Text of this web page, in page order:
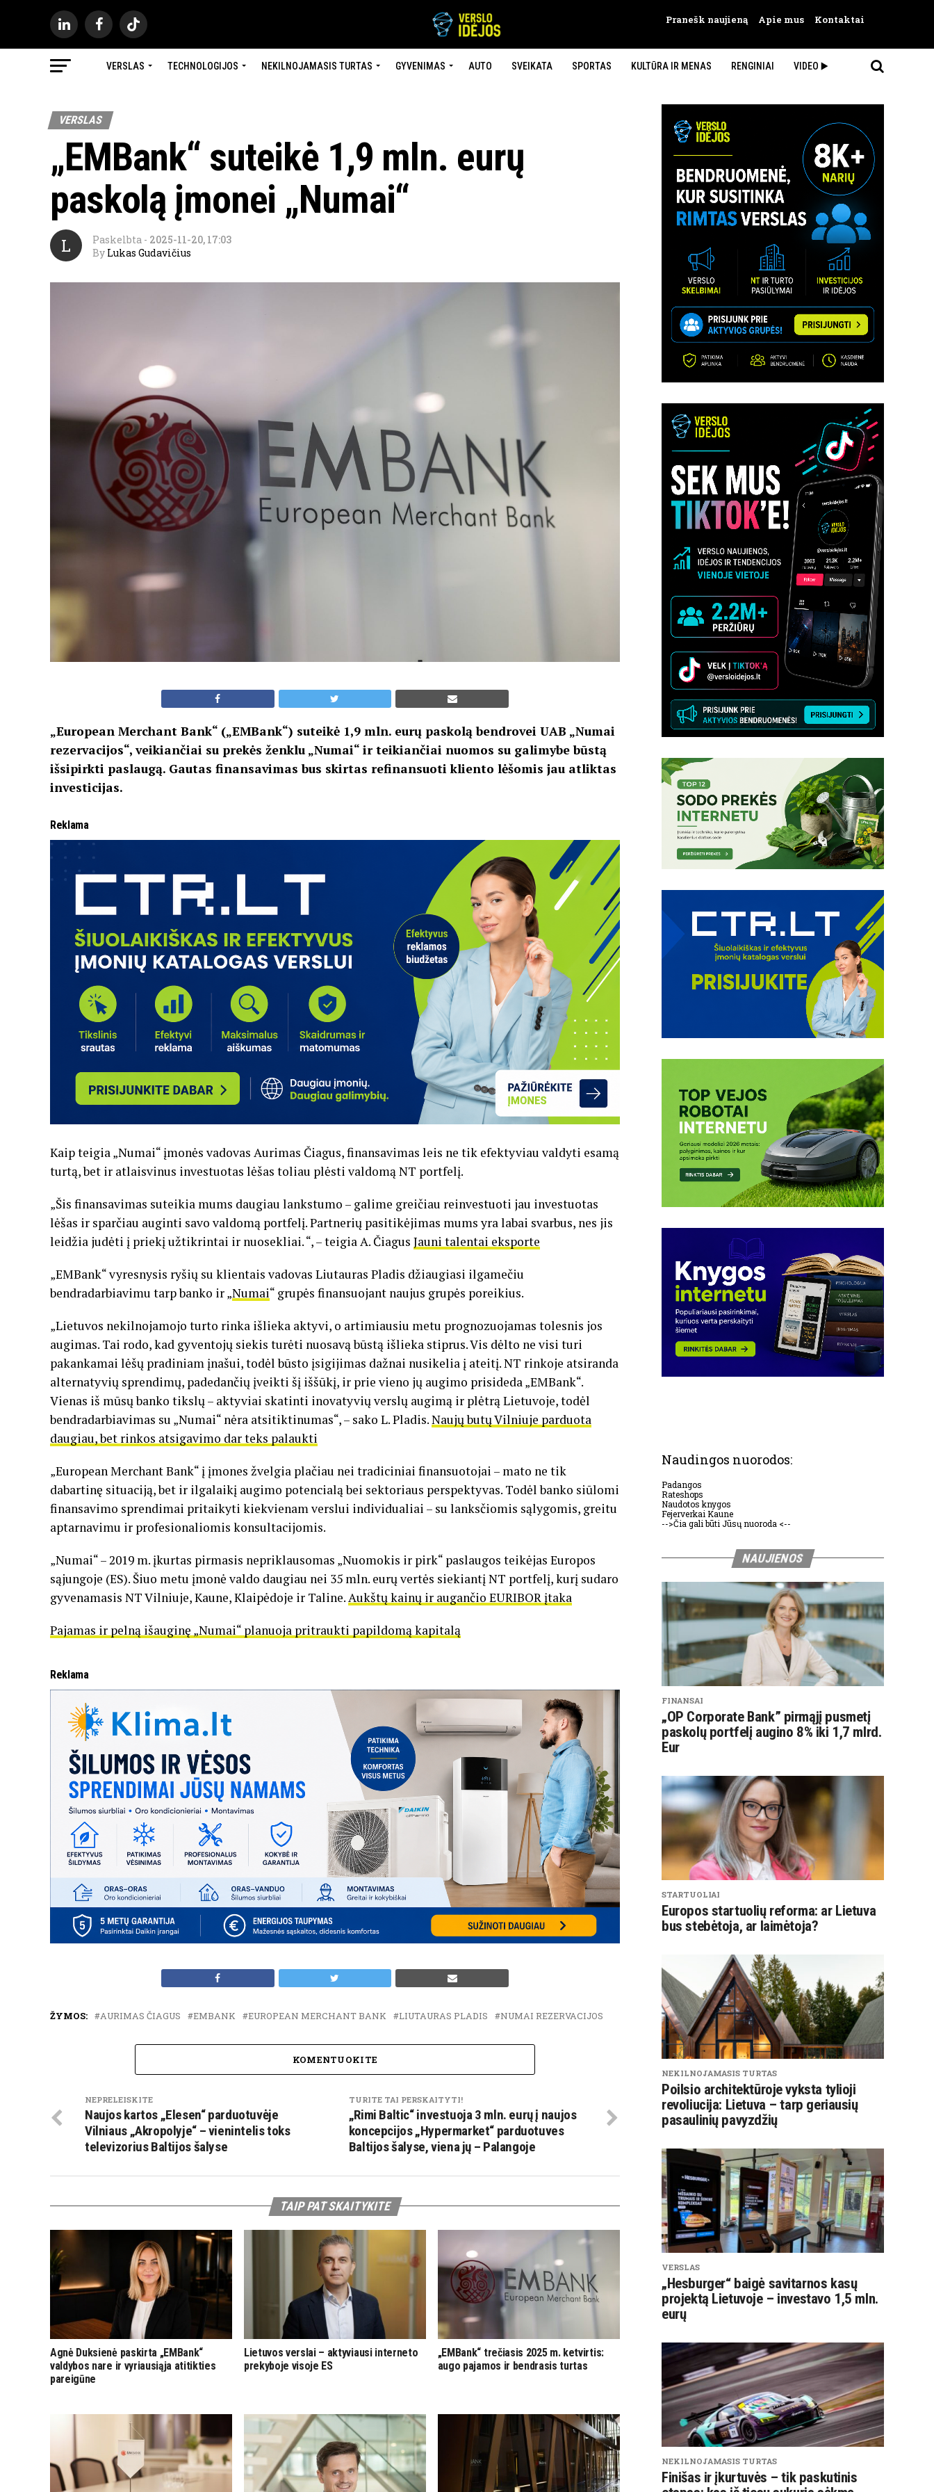
Pranešk naujieną Apie mus Kontaktai
VERSLAS TECHNOLOGIJOS NEKILNOJAMASIS TURTAS GYVENIMAS AUTO SVEIKATA SPORTAS KULTŪRA IR MENAS RENGINIAI VIDEO ▶️
VERSLAS
„EMBank“ suteikė 1,9 mln. eurų
paskolą įmonei „Numai“
L Paskelbta - 2025-11-20, 17:03
By Lukas Gudavičius
„European Merchant Bank“ („EMBank“) suteikė 1,9 mln. eurų paskolą bendrovei UAB „Numai
rezervacijos“, veikiančiai su prekės ženklu „Numai“ ir teikiančiai nuomos su galimybe būstą
išsipirkti paslaugą. Gautas finansavimas bus skirtas refinansuoti kliento lėšomis jau atliktas
investicijas.
Reklama
Kaip teigia „Numai“ įmonės vadovas Aurimas Čiagus, finansavimas leis ne tik efektyviau valdyti esamą
turtą, bet ir atlaisvinus investuotas lėšas toliau plėsti valdomą NT portfelį.
„Šis finansavimas suteikia mums daugiau lankstumo – galime greičiau reinvestuoti jau investuotas
lėšas ir sparčiau auginti savo valdomą portfelį. Partnerių pasitikėjimas mums yra labai svarbus, nes jis
leidžia judėti į priekį užtikrintai ir nuosekliai. “, – teigia A. Čiagus Jauni talentai eksporte
„EMBank“ vyresnysis ryšių su klientais vadovas Liutauras Pladis džiaugiasi ilgamečiu
bendradarbiavimu tarp banko ir „Numai“ grupės finansuojant naujus grupės poreikius.
„Lietuvos nekilnojamojo turto rinka išlieka aktyvi, o artimiausiu metu prognozuojamas tolesnis jos
augimas. Tai rodo, kad gyventojų siekis turėti nuosavą būstą išlieka stiprus. Vis dėlto ne visi turi
pakankamai lėšų pradiniam įnašui, todėl būsto įsigijimas dažnai nusikelia į ateitį. NT rinkoje atsiranda
alternatyvių sprendimų, padedančių įveikti šį iššūkį, ir prie vieno jų augimo prisideda „EMBank“.
Vienas iš mūsų banko tikslų – aktyviai skatinti inovatyvių verslų augimą ir plėtrą Lietuvoje, todėl
bendradarbiavimas su „Numai“ nėra atsitiktinumas“, – sako L. Pladis.Naujų butų Vilniuje parduota
daugiau, bet rinkos atsigavimo dar teks palaukti
„European Merchant Bank“ į įmones žvelgia plačiau nei tradiciniai finansuotojai – mato ne tik
dabartinę situaciją, bet ir ilgalaikį augimo potencialą bei sektoriaus perspektyvas. Todėl banko siūlomi
finansavimo sprendimai pritaikyti kiekvienam verslui individualiai – su lanksčiomis sąlygomis, greitu
aptarnavimu ir profesionaliomis konsultacijomis.
„Numai“ – 2019 m. įkurtas pirmasis nepriklausomas „Nuomokis ir pirk“ paslaugos teikėjas Europos
sąjungoje (ES). Šiuo metu įmonė valdo daugiau nei 35 mln. eurų vertės siekiantį NT portfelį, kurį sudaro
gyvenamasis NT Vilniuje, Kaune, Klaipėdoje ir Taline.Aukštų kainų ir augančio EURIBOR įtaka
Pajamas ir pelną išauginę „Numai“ planuoja pritraukti papildomą kapitalą
Reklama
ŽYMOS: AURIMAS ČIAGUS EMBANK EUROPEAN MERCHANT BANK LIUTAURAS PLADIS NUMAI REZERVACIJOS
KOMENTUOKITE
TURITE TAI PERSKAITYTI!
„Rimi Baltic“ investuoja 3 mln. eurų į naujos
koncepcijos „Hypermarket“ parduotuves
Baltijos šalyse, viena jų – Palangoje
NEPRELEISKITE
Naujos kartos „Elesen“ parduotuvėje
Vilniaus „Akropolyje“ – vienintelis toks
televizorius Baltijos šalyse
TAIP PAT SKAITYKITE
Agnė Duksienė paskirta „EMBank“
valdybos nare ir vyriausiąja atitikties
pareigūne
Lietuvos verslai – aktyviausi interneto
prekyboje visoje ES
„EMBank“ trečiasis 2025 m. ketvirtis:
augo pajamos ir bendrasis turtas
Naudingos nuorodos:
Padangos
Rateshops
Naudotos knygos
Fejerverkai Kaune
-->Čia gali būti Jūsų nuoroda <--
NAUJIENOS
FINANSAI
„OP Corporate Bank” pirmąjį pusmetį
paskolų portfelį augino 8% iki 1,7 mlrd.
Eur
STARTUOLIAI
Europos startuolių reforma: ar Lietuva
bus stebėtoja, ar laimėtoja?
NEKILNOJAMASIS TURTAS
Poilsio architektūroje vyksta tylioji
revoliucija: Lietuva – tarp geriausių
pasaulinių pavyzdžių
VERSLAS
„Hesburger“ baigė savitarnos kasų
projektą Lietuvoje – investavo 1,5 mln.
eurų
NEKILNOJAMASIS TURTAS
Finišas ir įkurtuvės – tik paskutinis